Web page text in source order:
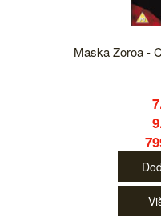
Maska Zoroa -